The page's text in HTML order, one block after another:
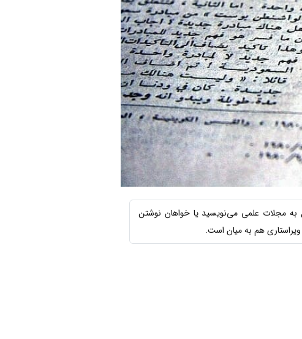
به مجلات علمی می‌نویسید یا خواهان نوشتن
هم به میان است.